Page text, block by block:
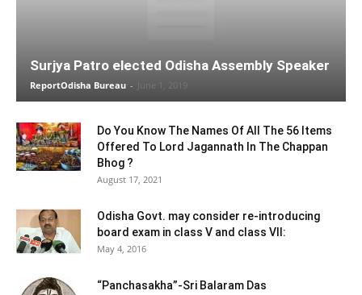
Surjya Patro elected Odisha Assembly Speaker
ReportOdisha Bureau - June 1, 2019
Do You Know The Names Of All The 56 Items
Offered To Lord Jagannath In The Chappan
Bhog ?
August 17, 2021
Odisha Govt. may consider re-introducing
board exam in class V and class VII:
May 4, 2016
“Panchasakha”-Sri Balaram Das